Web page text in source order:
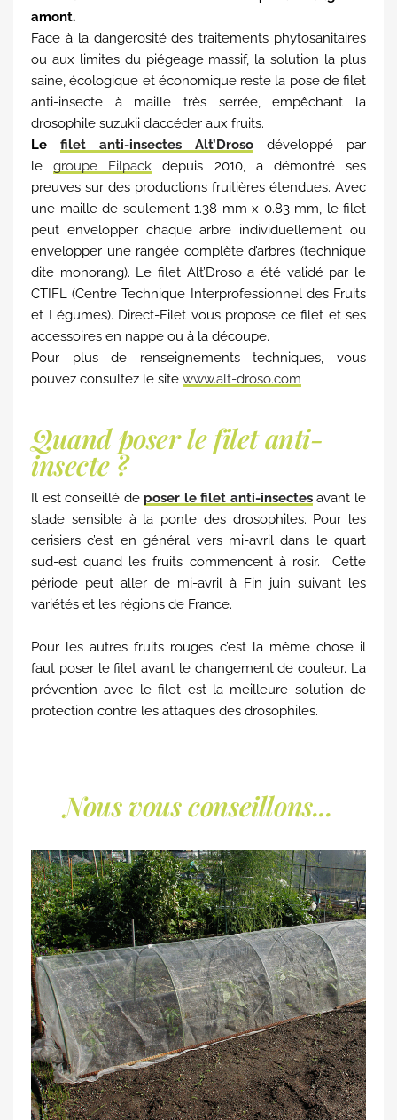
amont.
Face à la dangerosité des traitements phytosanitaires
ou aux limites du piégeage massif, la solution la plus
saine, écologique et économique reste la pose de filet
anti-insecte à maille très serrée, empêchant la
drosophile suzukii d’accéder aux fruits.
Le filet anti-insectes Alt’Droso
développé par
legroupe Filpack depuis 2010, a démontré ses
preuves sur des productions fruitières étendues. Avec
une maille de seulement 1.38 mm x 0.83 mm, le filet
peut envelopper chaque arbre individuellement ou
envelopper une rangée complète d’arbres (technique
dite monorang). Le filet Alt’Droso a été validé par le
CTIFL (Centre Technique Interprofessionnel des Fruits
et Légumes). Direct-Filet vous propose ce filet et ses
accessoires en nappe ou à la découpe.
Pour plus de renseignements techniques, vous
pouvez consultez le site www.alt-droso.com
Quand poser le filet anti-
insecte ?
Il est conseillé de poser le filet anti-insectesavant le
stade sensible à la ponte des drosophiles. Pour les
cerisiers c’est en général vers mi-avril dans le quart
sud-est quand les fruits commencent à rosir. Cette
période peut aller de mi-avril à Fin juin suivant les
variétés et les régions de France.
Pour les autres fruits rouges c’est la même chose il
faut poser le filet avant le changement de couleur. La
prévention avec le filet est la meilleure solution de
protection contre les attaques des drosophiles.
Nous vous conseillons...